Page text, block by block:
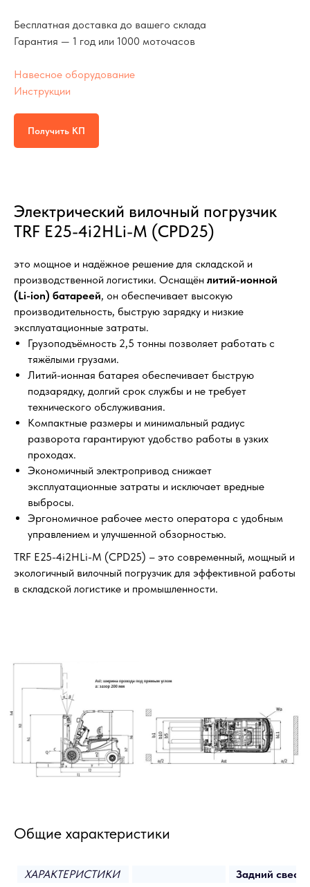
Бесплатная доставка до вашего склада
Гарантия — 1 год или 1000 моточасов
Навесное оборудование
Инструкции
Получить КП
Электрический вилочный погрузчик
TRF E25-4i2HLi-M (CPD25)
это мощное и надёжное решение для складской и
производственной логистики. Оснащён литий-ионной
(Li-ion) батареей, он обеспечивает высокую
производительность, быструю зарядку и низкие
эксплуатационные затраты.
Грузоподъёмность 2,5 тонны позволяет работать с
тяжёлыми грузами.
Литий-ионная батарея обеспечивает быструю
подзарядку, долгий срок службы и не требует
технического обслуживания.
Компактные размеры и минимальный радиус
разворота гарантируют удобство работы в узких
проходах.
Экономичный электропривод снижает
эксплуатационные затраты и исключает вредные
выбросы.
Эргономичное рабочее место оператора с удобным
управлением и улучшенной обзорностью.
TRF E25-4i2HLi-M (CPD25) – это современный, мощный и
экологичный вилочный погрузчик для эффективной работы
в складской логистике и промышленности.
Общие характеристики
ХАРАКТЕРИСТИКИ
Задний свес